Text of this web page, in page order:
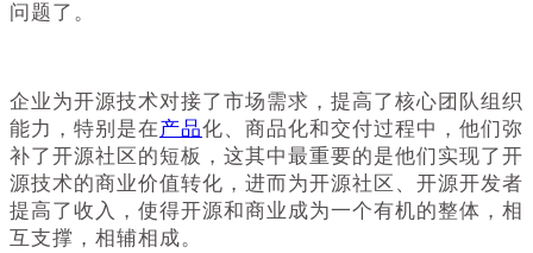
问题了。
企业为开源技术对接了市场需求，提高了核心团队组织
能力，特别是在产品化、商品化和交付过程中，他们弥
补了开源社区的短板，这其中最重要的是他们实现了开
源技术的商业价值转化，进而为开源社区、开源开发者
提高了收入，使得开源和商业成为一个有机的整体，相
互支撑，相辅相成。